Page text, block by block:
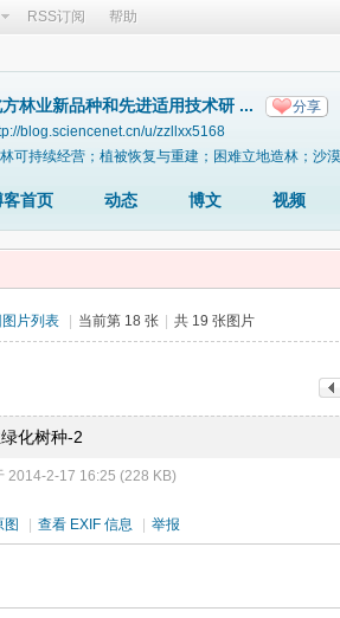
RSS订阅 帮助
林业新品种和先进适用技术研 ... 分享
blog.sciencenet.cn/u/zzllxx5168
可持续经营；植被恢复与重建；困难立地造林；沙
客首页 动态 博文 视频
片列表 当前第 18 张 共 19 张图片
化树种-2
2014-2-17 16:25 (228 KB)
图 查看 EXIF 信息 举报